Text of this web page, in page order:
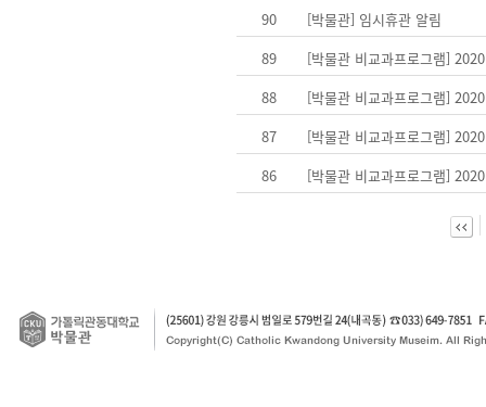
90
[박물관] 임시휴관 알림
89
[박물관 비교과프로그램]
88
[박물관 비교과프로그램]
87
[박물관 비교과프로그램]
86
[박물관 비교과프로그램]